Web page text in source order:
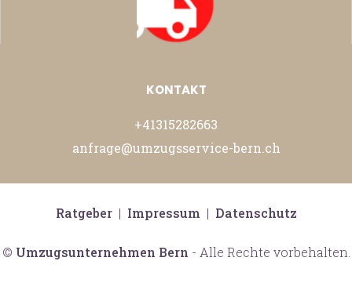
KONTAKT
+41315282663
anfrage@umzugsservice-bern.ch
© Umzugsunternehmen Bern - Alle Rechte vorbehalten.
Ratgeber| Impressum | Datenschutz